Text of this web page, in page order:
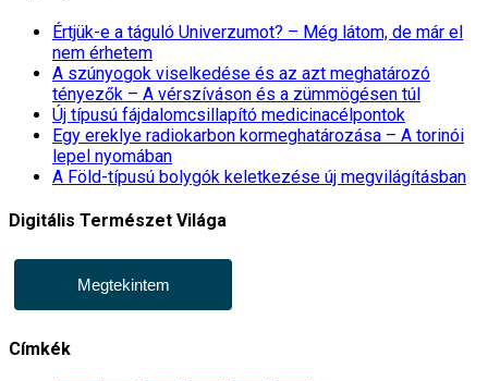
Értjük-e a táguló Univerzumot? – Még látom, de már el
nem érhetem
A szúnyogok viselkedése és az azt meghatározó
tényezők – A vérszíváson és a zümmögésen túl
Új típusú fájdalomcsillapító medicinacélpontok
Egy ereklye radiokarbon kormeghatározása – A torinói
lepel nyomában
A Föld-típusú bolygók keletkezése új megvilágításban
Digitális Természet Világa
Megtekintem
Címkék